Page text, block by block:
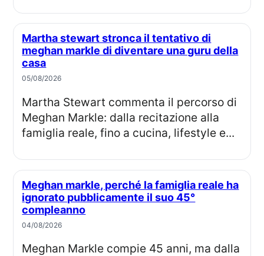
Martha stewart stronca il tentativo di
meghan markle di diventare una guru della
casa
05/08/2026
Martha Stewart commenta il percorso di
Meghan Markle: dalla recitazione alla
famiglia reale, fino a cucina, lifestyle e...
Meghan markle, perché la famiglia reale ha
ignorato pubblicamente il suo 45°
compleanno
04/08/2026
Meghan Markle compie 45 anni, ma dalla